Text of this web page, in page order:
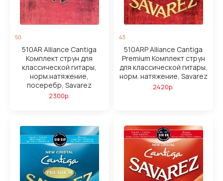
50
510AR Alliance Cantiga
Комплект струн для
классической гитары,
норм.натяжение,
посеребр, Savarez
2300р.
43
510ARP Alliance Cantiga
Premium Комплект струн
для классической гитары,
норм. натяжение, Savarez
2420р.